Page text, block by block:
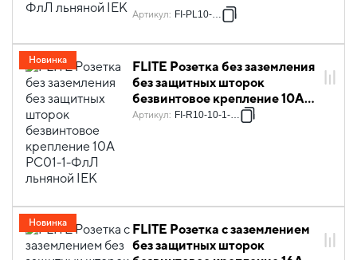
Артикул: FI-PL10-K88
FLITE Розетка без заземления
без защитных шторок
безвинтовое крепление 10А
РС01-1-ФлЛ льняной IEK
Артикул: FI-R10-10-1-K88
Новинка
FLITE Розетка с заземлением
без защитных шторок
Новинка